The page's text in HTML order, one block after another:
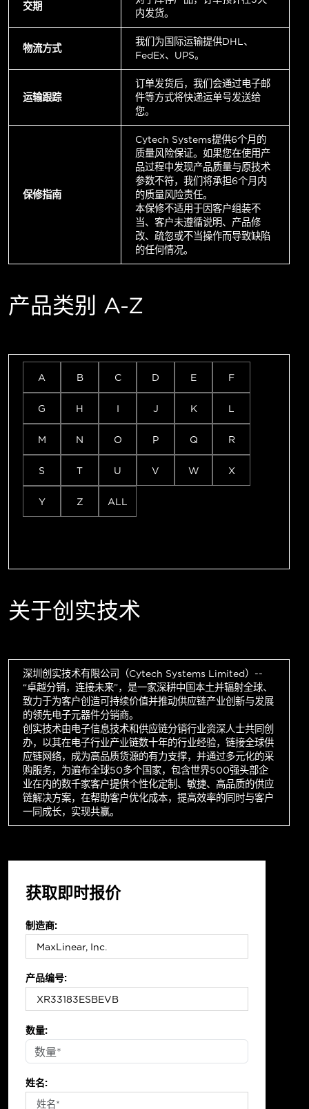
交期
内发货。
物流方式
我们为国际运输提供DHL、
FedEx、UPS。
运输跟踪
订单发货后，我们会通过电子邮
件等方式将快递运单号发送给
您。
保修指南
Cytech Systems提供6个月的
质量风险保证。如果您在使用产
品过程中发现产品质量与原技术
参数不符，我们将承担6个月内
的质量风险责任。
本保修不适用于因客户组装不
当、客户未遵循说明、产品修
改、疏忽或不当操作而导致缺陷
的任何情况。
产品类别 A-Z
A B C D E F
G H I J K L
M N O P Q R
S T U V W X
Y Z ALL
关于创实技术
深圳创实技术有限公司（Cytech Systems Limited）--
“卓越分销，连接未来”，是一家深耕中国本土并辐射全球、
致力于为客户创造可持续价值并推动供应链产业创新与发展
的领先电子元器件分销商。
创实技术由电子信息技术和供应链分销行业资深人士共同创
办，以其在电子行业产业链数十年的行业经验，链接全球供
应链网络，成为高品质货源的有力支撑，并通过多元化的采
购服务，为遍布全球50多个国家，包含世界500强头部企
业在内的数千家客户提供个性化定制、敏捷、高品质的供应
链解决方案，在帮助客户优化成本，提高效率的同时与客户
一同成长，实现共赢。
获取即时报价
制造商:
产品编号:
数量:
姓名: